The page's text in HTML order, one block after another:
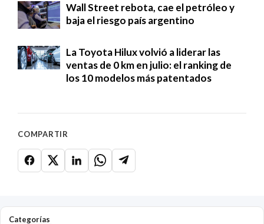
Wall Street rebota, cae el petróleo y
baja el riesgo país argentino
La Toyota Hilux volvió a liderar las
ventas de 0 km en julio: el ranking de
los 10 modelos más patentados
COMPARTIR
Categorías